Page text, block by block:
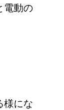
電動の
様にな